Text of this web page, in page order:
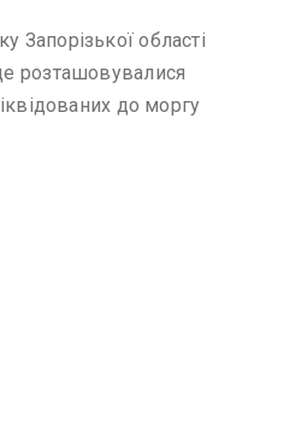
Запорізької області
розташовувалися
до моргу